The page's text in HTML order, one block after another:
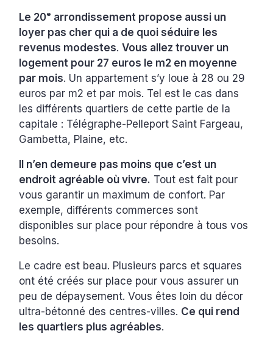
Le 20ᵉ arrondissement propose aussi un
loyer pas cher qui a de quoi séduire les
revenus modestes.Vous allez trouver un
logement pour 27 euros le m2 en moyenne
par mois. Un appartement s’y loue à 28 ou 29
euros par m2 et par mois. Tel est le cas dans
les différents quartiers de cette partie de la
capitale : Télégraphe-Pelleport Saint Fargeau,
Gambetta, Plaine, etc.
Il n’en demeure pas moins que c’est un
endroit agréable où vivre. Tout est fait pour
vous garantir un maximum de confort. Par
exemple, différents commerces sont
disponibles sur place pour répondre à tous vos
besoins.
Le cadre est beau. Plusieurs parcs et squares
ont été créés sur place pour vous assurer un
peu de dépaysement. Vous êtes loin du décor
ultra-bétonné des centres-villes. Ce qui rend
les quartiers plus agréables.